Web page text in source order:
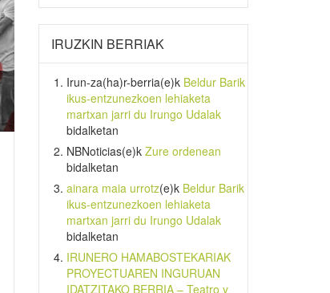
IRUZKIN BERRIAK
Irun-za(ha)r-berria(e)k Beldur Barik
ikus-entzunezkoen lehiaketa
martxan jarri du Irungo Udalak
bidalketan
NBNoticias(e)k Zure ordenean
bidalketan
ainara maia urrotz(e)k Beldur Barik
ikus-entzunezkoen lehiaketa
martxan jarri du Irungo Udalak
bidalketan
IRUNERO HAMABOSTEKARIAK
PROYECTUAREN INGURUAN
IDATZITAKO BERRIA – Teatro y